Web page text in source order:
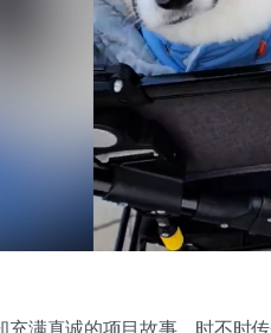
满真诚的项目故事、时不时